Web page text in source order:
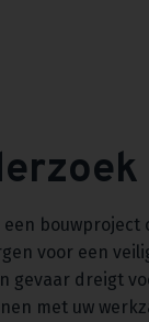
een
voor een
gevaar dreigt
met uw